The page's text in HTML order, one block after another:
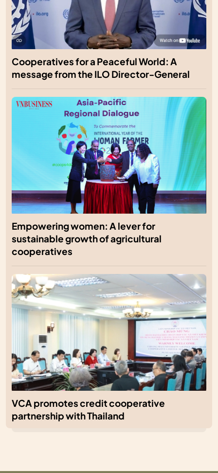
Cooperatives for a Peaceful World: A
message from the ILO Director-General
Empowering women: A lever for
sustainable growth of agricultural
cooperatives
VCA promotes credit cooperative
partnership with Thailand